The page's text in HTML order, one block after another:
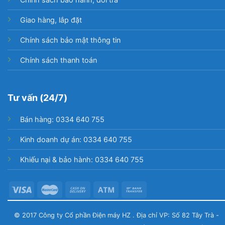
lượng sống động, đi kèm nhiều tính năng giúp bạn
điều khiển, quản lý thiết bị tiện lợi, chiếc Google
Tivi Sony 4K 85 inch KD-85X80L cực xứng đáng để
bạn lựa chọn cho ngôi nhà mình.
Giao hàng, lắp đặt
Chính sách bảo mật thông tin
Chính sách thanh toán
Tư vấn (24/7)
Bán hàng: 0334 640 755
Kinh doanh dự án: 0334 640 755
Khiếu nại & bảo hành: 0334 640 755
© 2017 Công ty Cổ phần Điện máy HZ . Địa chỉ VP: Số 82 Tây Trà -